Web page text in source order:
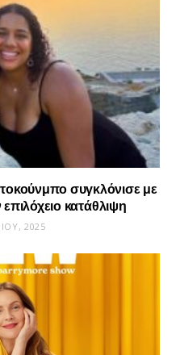
συγκλόνισε με
κατάθλιψη
2025